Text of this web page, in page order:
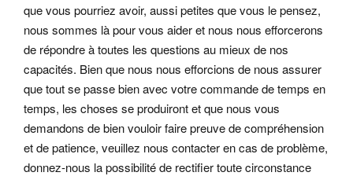
que vous pourriez avoir, aussi petites que vous le pensez,
nous sommes là pour vous aider et nous nous efforcerons
de répondre à toutes les questions au mieux de nos
capacités. Bien que nous nous efforcions de nous assurer
que tout se passe bien avec votre commande de temps en
temps, les choses se produiront et que nous vous
demandons de bien vouloir faire preuve de compréhension
et de patience, veuillez nous contacter en cas de problème,
donnez-nous la possibilité de rectifier toute circonstance